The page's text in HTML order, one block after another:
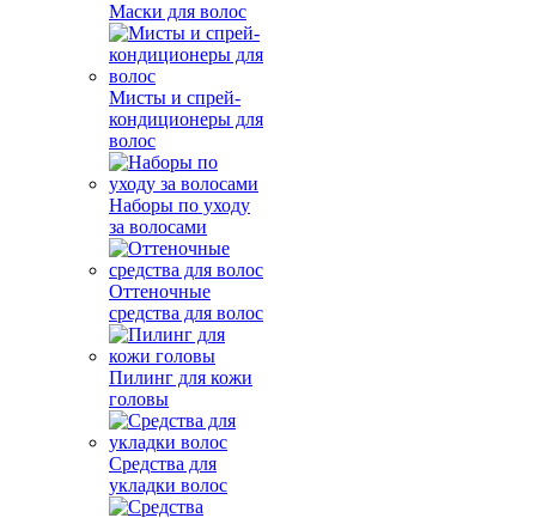
Маски для волос
Мисты и спрей-
кондиционеры для
волос
Наборы по уходу
за волосами
Оттеночные
средства для волос
Пилинг для кожи
головы
Средства для
укладки волос